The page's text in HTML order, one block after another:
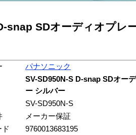
snap SDオーディオプレ
パナソニック
SV-SD950N-S D-snap SDオー
ー シルバー
SV-SD950N-S
メーカー保証
9760013683195